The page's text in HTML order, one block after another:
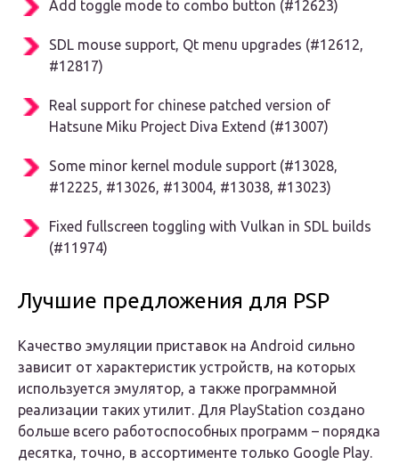
Add toggle mode to combo button (#12623)
SDL mouse support, Qt menu upgrades (#12612,
#12817)
Real support for chinese patched version of
Hatsune Miku Project Diva Extend (#13007)
Some minor kernel module support (#13028,
#12225, #13026, #13004, #13038, #13023)
Fixed fullscreen toggling with Vulkan in SDL builds
(#11974)
Лучшие предложения для PSP
Качество эмуляции приставок на Android сильно
зависит от характеристик устройств, на которых
используется эмулятор, а также программной
реализации таких утилит. Для PlayStation создано
больше всего работоспособных программ – порядка
десятка, точно, в ассортименте только Google Play.